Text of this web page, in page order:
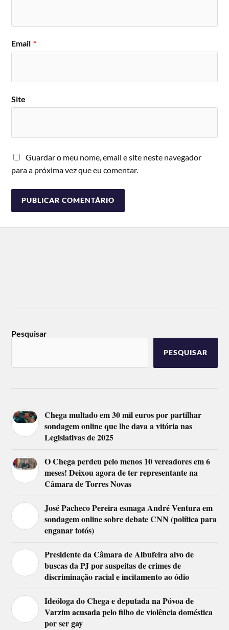
Email *
Site
Guardar o meu nome, email e site neste navegador
para a próxima vez que eu comentar.
Pesquisar
PESQUISAR
Chega multado em 30 mil euros por partilhar
sondagem online que lhe dava a vitória nas
Legislativas de 2025
O Chega perdeu pelo menos 10 vereadores em 6
meses! Deixou agora de ter representante na
Câmara de Torres Novas
José Pacheco Pereira esmaga André Ventura em
sondagem online sobre debate CNN (política para
enganar totós)
Presidente da Câmara de Albufeira alvo de
buscas da PJ por suspeitas de crimes de
discriminação racial e incitamento ao ódio
Ideóloga do Chega e deputada na Póvoa de
Varzim acusada pelo filho de violência doméstica
por ser gay